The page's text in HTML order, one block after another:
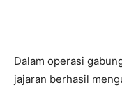
Dalam operasi
jajaran berhasil